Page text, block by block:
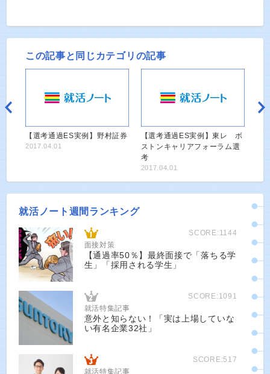
この記事と同じカテゴリの記事
【選考通過ES実例】野村証券
2017.04.01
【選考通過ES実例】東レ ボ
ストンキャリアフォーラム選
考
2017.04.01
就活ノート週間ランキング
SCORE:1144
面接対策
【通過率50％】最終面接で「落ちる学
生」「採用される学生」
SCORE:1091
就活特集記事
意外と知らない！「実は上場していな
い有名企業32社」
SCORE:517
就活特集記事